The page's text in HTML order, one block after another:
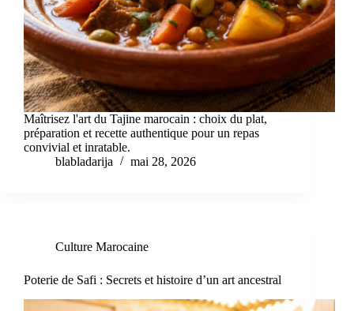
Maîtrisez l'art du Tajine marocain : choix du plat,
préparation et recette authentique pour un repas
convivial et inratable.
blabladarija
mai 28, 2026
Culture Marocaine
Poterie de Safi : Secrets et histoire d’un art ancestral